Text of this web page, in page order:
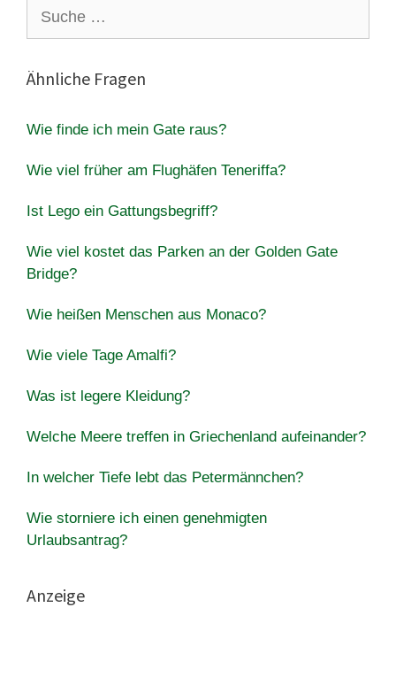
nach:
Ähnliche Fragen
Wie finde ich mein Gate raus?
Wie viel früher am Flughäfen Teneriffa?
Ist Lego ein Gattungsbegriff?
Wie viel kostet das Parken an der Golden Gate
Bridge?
Wie heißen Menschen aus Monaco?
Wie viele Tage Amalfi?
Was ist legere Kleidung?
Welche Meere treffen in Griechenland aufeinander?
In welcher Tiefe lebt das Petermännchen?
Wie storniere ich einen genehmigten
Urlaubsantrag?
Anzeige